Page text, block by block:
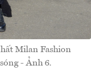
Milan Fashion
- Ảnh 6.